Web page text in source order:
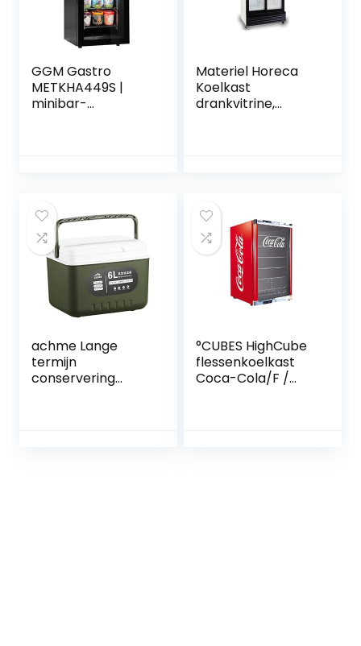
GGM Gastro
METKHA449S |
minibar-
Materiel Horeca
Koelkast
drankvitrine,
achme Lange
termijn
conservering
°CUBES HighCube
flessenkoelkast
Coca-Cola/F /